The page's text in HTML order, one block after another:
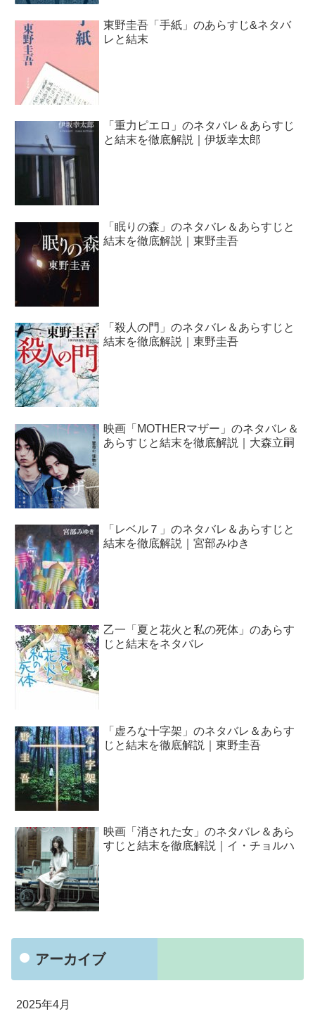
東野圭吾「手紙」のあらすじ&ネタバ
レと結末
「重力ピエロ」のネタバレ＆あらすじ
と結末を徹底解説｜伊坂幸太郎
「眠りの森」のネタバレ＆あらすじと
結末を徹底解説｜東野圭吾
「殺人の門」のネタバレ＆あらすじと
結末を徹底解説｜東野圭吾
映画「MOTHERマザー」のネタバレ＆
あらすじと結末を徹底解説｜大森立嗣
「レベル７」のネタバレ＆あらすじと
結末を徹底解説｜宮部みゆき
乙一「夏と花火と私の死体」のあらす
じと結末をネタバレ
「虚ろな十字架」のネタバレ＆あらす
じと結末を徹底解説｜東野圭吾
映画「消された女」のネタバレ＆あら
すじと結末を徹底解説｜イ・チョルハ
アーカイブ
2025年4月